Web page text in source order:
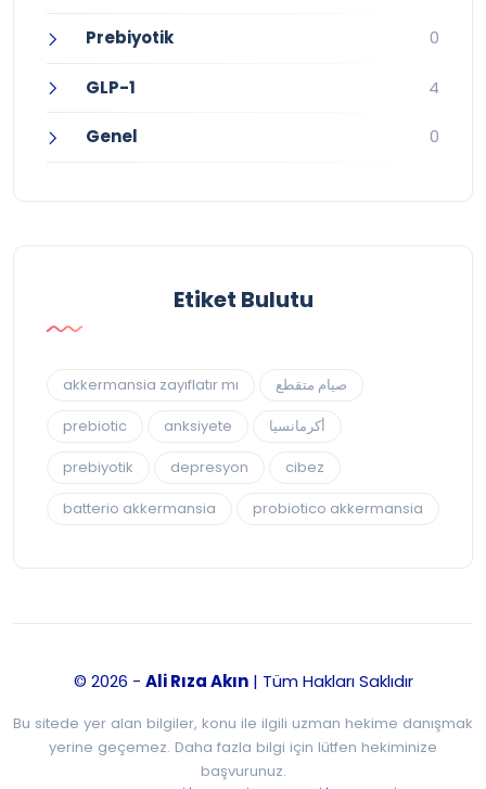
Prebiyotik 0
GLP-1 4
Genel 0
Etiket Bulutu
akkermansia zayıflatır mı
صيام متقطع
prebiotic
anksiyete
أكرمانسيا
prebiyotik
depresyon
cibez
batterio akkermansia
probiotico akkermansia
© 2026 - Ali Rıza Akın| Tüm Hakları Saklıdır
Bu sitede yer alan bilgiler, konu ile ilgili uzman hekime danışmak
yerine geçemez. Daha fazla bilgi için lütfen hekiminize
başvurunuz.